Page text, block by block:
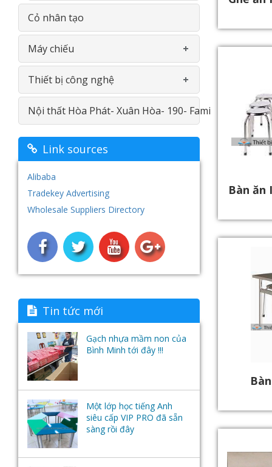
Bàn ăn
Nhà khối - Nhà chức năng
Cỏ nhân tạo
Máy chiếu
Máy chiếu Viewsonic
Máy chiếu Optoma
Máy chiếu Vivitek
Máy chiếu vật thể Aver
Thiết bị công nghệ
Máy in
Màn hình cảm ứng
Hệ thống âm thanh- loa đài
Hệ thống máy tính - Phần mềm
học ngoại ngữ- Tai nghe
Nội thất Hòa Phát- Xuân Hòa- 190- Fami
Link sources
Alibaba
Tradekey Advertising
Wholesale Suppliers Directory
Tin tức mới
Gạch nhựa mầm non của
Bình Minh tới đây !!!
Một lớp học tiếng Anh
siêu cấp VIP PRO đã sẵn
sàng rồi đây